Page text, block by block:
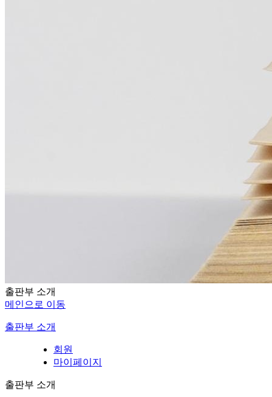
출판부 소개
메인으로 이동
출판부 소개
회원
마이페이지
출판부 소개